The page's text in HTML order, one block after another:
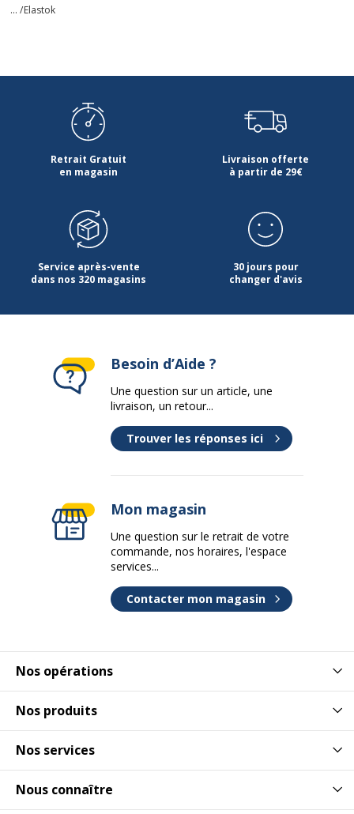
... /Elastok
Retrait Gratuit
en magasin
Livraison offerte
à partir de 29€
Service après-vente
dans nos 320 magasins
30 jours pour
changer d'avis
Nos opérations
Nos produits
Nos services
Nous connaître
Besoin d’Aide ?
Une question sur un article, une
livraison, un retour...
Trouver les réponses ici
Mon magasin
Une question sur le retrait de votre
commande, nos horaires, l'espace
services...
Contacter mon magasin